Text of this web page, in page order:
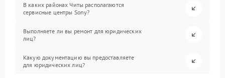
В каких районах Читы располагаются
сервисные центры Sony?
Выполняете ли вы ремонт для юридических
лиц?
Какую документацию вы предоставляете
для юридических лиц?